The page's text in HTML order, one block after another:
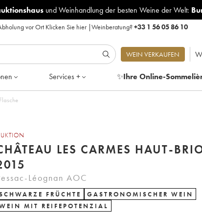
und Weinhandlung der besten Weine der Welt:
vor Ort Klicken Sie hier|Weinberatung?+33 1 56 05 86 10
WEIN VERKAUFEN
Services + ✨Ihre Online-
LES CARMES HAUT-
Léognan AOC
FRÜCHTE
GASTRONOMISCHER WEIN
MIT REIFEPOTENZIAL